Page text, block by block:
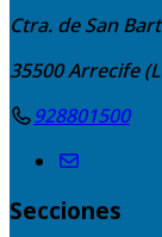
Ctra. de San
35500Arrecife
928801500
Secciones